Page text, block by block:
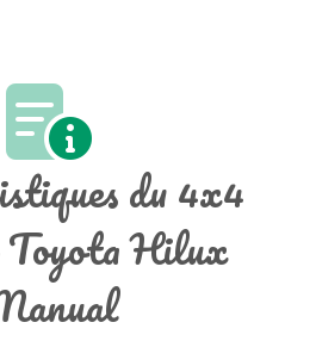
du 4x4
Toyota Hilux